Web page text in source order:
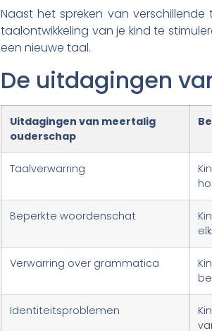
Naast het spreken van
taalontwikkeling van je kind te
een nieuwe taal.
De uitdagingen
Uitdagingen van meertalig
ouderschap
Taalverwarring
Beperkte woordenschat
Verwarring over grammatica
Identiteitsproblemen